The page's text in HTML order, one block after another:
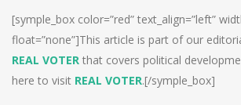
[symple_box color=”red” text_align=”left”
float=”none”]This article is part of our
REAL VOTER that covers political
here to visit REAL VOTER.[/symple_box]